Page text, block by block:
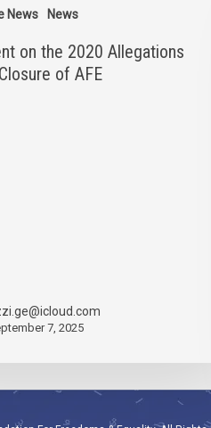
News News
on the 2020 Allegations
of AFE
7, 2025